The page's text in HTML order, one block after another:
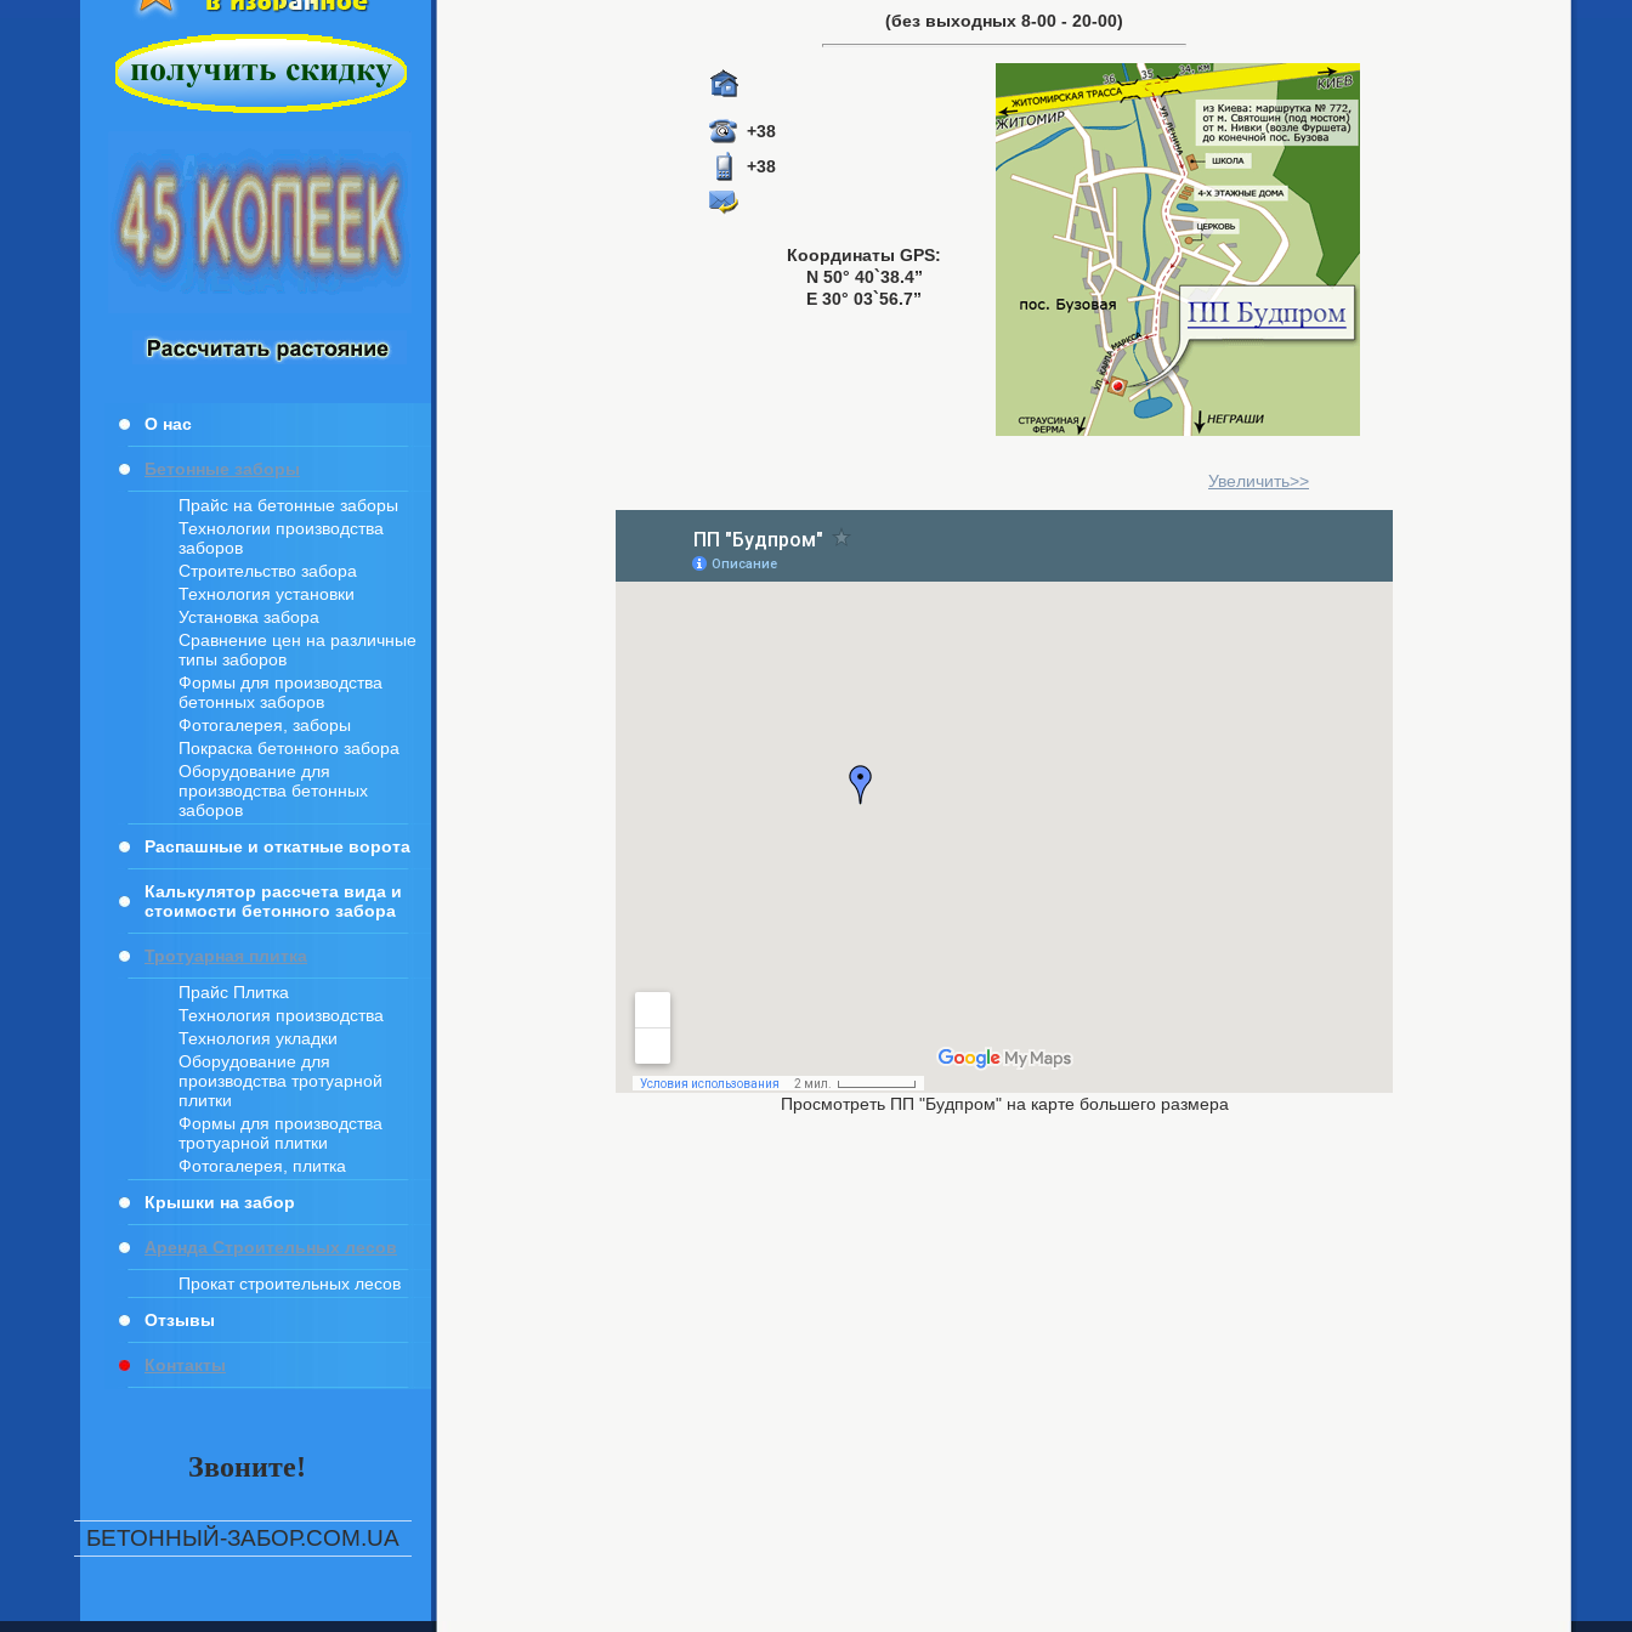
О нас
Бетонные заборы
Прайс на бетонные заборы
Технологии производства
заборов
Строительство забора
Технология установки
Установка забора
Сравнение цен на различные
типы заборов
Формы для производства
бетонных заборов
Фотогалерея, заборы
Покраска бетонного забора
Оборудование для
производства бетонных
заборов
Pаспашные и откатные ворота
Калькулятор рассчета вида и
стоимости бетонного забора
Тротуарная плитка
Прайс Плитка
Технология производства
Технология укладки
Оборудование для
производства тротуарной
плитки
Формы для производства
тротуарной плитки
Фотогалерея, плитка
Крышки на забор
Аренда Строительных лесов
Прокат строительных лесов
Отзывы
Контакты
Звоните!
БЕТОННЫЙ-ЗАБОР.COM.UA
(без выходных 8-00 - 20-00)
+38
+38
Координаты GPS:
N 50° 40`38.4”
E 30° 03`56.7”
Увеличить>>
Просмотреть ПП "Будпром" на карте большего размера